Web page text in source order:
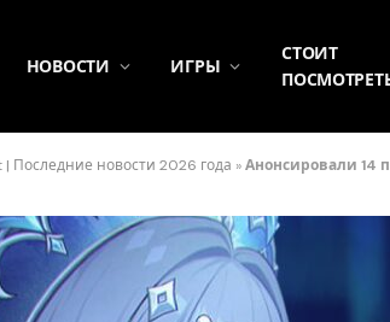
НОВОСТИ ИГРЫ
СТОИТ
Последние новости 2026 года »Анонсировали 14